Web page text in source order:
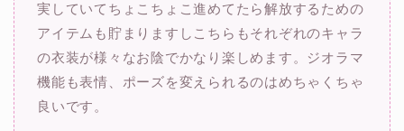
実していてちょこちょこ進めてたら解放するための
アイテムも貯まりますしこちらもそれぞれのキャラ
の衣装が様々なお陰でかなり楽しめます。ジオラマ
機能も表情、ポーズを変えられるのはめちゃくちゃ
良いです。